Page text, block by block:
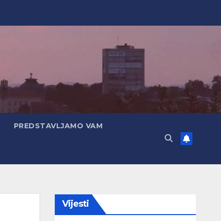
PREDSTAVLJAMO VAM
Vijesti